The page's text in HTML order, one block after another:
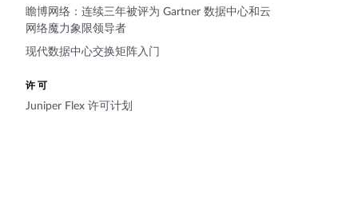
瞻博网络：连续三年被评为 Gartner 数据中心和云
网络魔力象限领导者
现代数据中心交换矩阵入门
许可
Juniper Flex 许可计划